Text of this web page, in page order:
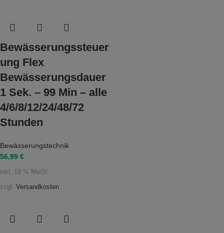
Bewässerungssteuer
ung Flex
Bewässerungsdauer
1 Sek. – 99 Min – alle
4/6/8/12/24/48/72
Stunden
Bewässerungstechnik
56,99 €
inkl. 19 % MwSt.
zzgl. Versandkosten